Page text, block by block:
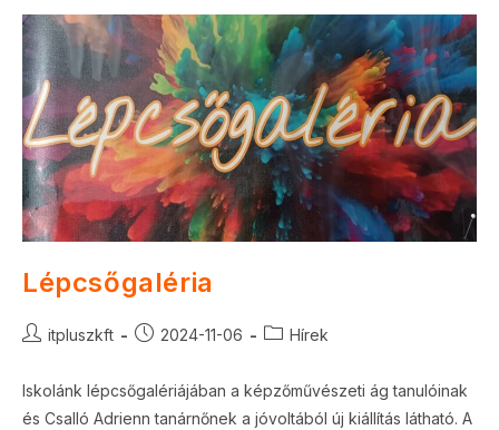
Lépcsőgaléria
Postitpluszkft
Post2024-11-06
PostHírek
Iskolánk lépcsőgalériájában a képzőművészeti ág tanulóinak
és Csalló Adrienn tanárnőnek a jóvoltából új kiállítás látható. A